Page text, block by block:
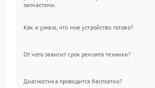
запчастями.
Как я узнаю, что мое устройство готово?
От чего зависит срок ремонта техники?
Диагностика проводится бесплатно?